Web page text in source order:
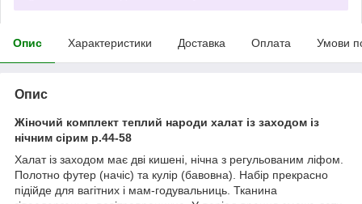
Опис Характеристики Доставка Оплата Умови
Опис
Жіночий комплект теплий народи халат із заходом із
нічним сірим р.44-58
Халат із заходом має дві кишені, нічна з регульованим ліфом.
Полотно футер (начіс) та кулір (бавовна). Набір прекрасно
підійде для вагітних і мам-годувальниць. Тканина